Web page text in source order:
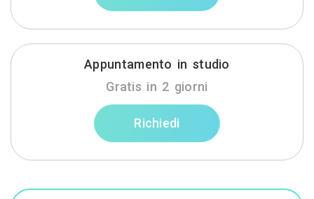
Appuntamento in studio
Gratis in 2 giorni
Richiedi